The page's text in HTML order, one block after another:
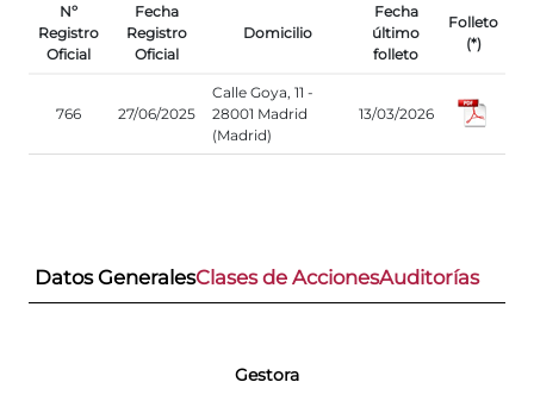
Nº
Registro
Oficial
Fecha
Registro
Oficial
Domicilio
Fecha
último
folleto
Folleto
(*)
766 27/06/2025
Calle Goya, 11 -
28001 Madrid
(Madrid)
13/03/2026
Datos GeneralesClases de AccionesAuditorías
Gestora